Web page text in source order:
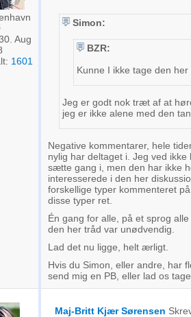
Aug
1601
Simon:
BZR:
Kunne I ikke tage den
Jeg er godt nok træt af at
jeg er ikke alene med den
Negative kommentarer, hele
nylig har deltaget i. Jeg ved
sætte gang i, men den har ikke
interesserede i den her
forskellige typer kommenteret
disse typer ret.
Én gang for alle, på et sprog
den her tråd var unødvendig.
Lad det nu ligge, helt ærligt.
Hvis du Simon, eller andre, har
send mig en PB, eller lad os
Maj-Britt Kjær Sørensen
vælge indhold
anmodede oplysninger